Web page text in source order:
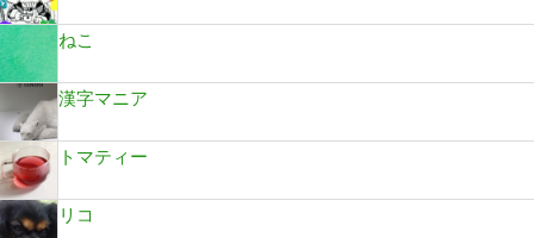
ねこ
漢字マニア
トマティー
リコ